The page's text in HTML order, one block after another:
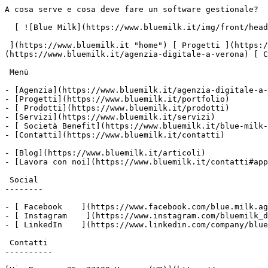
A cosa serve e cosa deve fare un software gestionale?       ![](https://www.facebook.com/tr?id=678218983058399&ev=PageView&noscript=1)

  [ ![Blue Milk](https://www.bluemilk.it/img/front/header/logo-bluemilk-2025.svg)

 ](https://www.bluemilk.it "home") [ Progetti ](https://www.bluemilk.it/portfolio) [ Prodotti](https://www.bluemilk.it/prodotti) [ Agenzia ](https://www.bluemilk.it/agenzia-digitale-a-verona) [ Contatti ](https://www.bluemilk.it/contatti)

 Menù

- [Agenzia](https://www.bluemilk.it/agenzia-digitale-a-verona)
- [Progetti](https://www.bluemilk.it/portfolio)
- [ Prodotti](https://www.bluemilk.it/prodotti)
- [Servizi](https://www.bluemilk.it/servizi)
- [ Società Benefit](https://www.bluemilk.it/blue-milk-e-una-societa-benefit-cosa-vuol-dire)
- [Contatti](https://www.bluemilk.it/contatti)

- [Blog](https://www.bluemilk.it/articoli)
- [Lavora con noi](https://www.bluemilk.it/contatti#application-box)

 Social
--------

- [ Facebook    ](https://www.facebook.com/blue.milk.agenzia.web.digital.verona/)
- [ Instagram    ](https://www.instagram.com/bluemilk_digitalagency/)
- [ LinkedIn    ](https://www.linkedin.com/company/blue-milk-agenzia-web-digital-verona)

 Contatti
----------

[Via Bassone 25, 37139 Verona (VR)](https://maps.app.goo.gl/DzB4LT8vjhWGjyqZ9)

[+39 045 55 45 749]()

Stiamo ascoltando

   [     ](https://www.bluemilk.it/articoli) 17 settembre 2025

 [Gestionale](https://www.bluemilk.it/articoli?category=gestionale)

 4 min. di lettura

Perché i software gestionali sono così importanti oggi?
========================================================

   ![Perché i software gestionali sono così importanti oggi?](https://www.bluemilk.it/storage/media/210/conversions/63a5b7a6902af_9-webp.webp)

 Perché non possiamo più fare a meno di software gestionali? L’efficienza e le funzionalità che offre questa soluzione tecnologica è fondamentale per migliorare il workflow.

Indice:

Le aziende, di tutti i settori, svolgono una serie di **attività** per offrire prodotti e servizi. Ogni passaggio svolto per arrivare all’obiettivo prevede l'annotazione di informazioni (i dati da raccogliere e aggiornare sono, quindi, molti e necessari alle attività successive), la produzione di documenti e l'esecuzione dell'attività stessa.

Le attività svolte, una dopo l'altra in sequenza ordinata, danno vita a un flusso di lavoro: ciò che cambia, quindi, le prestazioni di un’azienda, offrendo le basi per essere vincente e competitiva sul mercato, è l’organizzazione.

Grande o piccola che sia, oppure nuova o affermata, che la realtà dimostri di avere ordine e organizzazione nella gestione delle attività, come controllare gli ordini, monitorare il magazzino e pianificare il lavoro dei dipendenti, è un fattore decisivo di successo.

 Infatti, la continua richiesta di digitalizzazione ha portato le aziende a dover rispondere a dei bisogni nuovi e precisi dei clienti.

La risposta a queste domande, il mezzo per poter soddisfare la richiesta di informazioni, la velocità, l’attenzione e, specialmente, la diminuzione degli errori umani, è un programma, generalmente definito software gestionale.

I software gestionali sono complessi programmi informatici, composti da moduli, realizzati su misura della realtà aziendale per garantire la semplificazione dei processi della stessa.

**Cos’è un software gestionale?**
---------------------------------

Un **software gestionale** è uno strumento che semplifica e velocizza la rilevazione di dati specifici con l'obiettivo di fornire le risposte necessarie ad altre attività; il tutto in tempi rapidi.

Esistono formule base di moltissime tipologie: questi software possono essere applicati alla maggior parte dei processi aziendali e produttivi; godono di molta possibilità di personalizzazione e multidisciplinarietà.

**Quali sono le principali caratteristiche di un software gestionale?**
-----------------------------------------------------------------------

Le